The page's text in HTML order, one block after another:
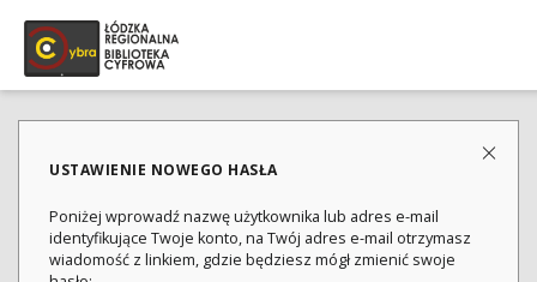
USTAWIENIE NOWEGO HASŁA
Poniżej wprowadź nazwę użytkownika lub adres e-mail
identyfikujące Twoje konto, na Twój adres e-mail otrzymasz
wiadomość z linkiem, gdzie będziesz mógł zmienić swoje